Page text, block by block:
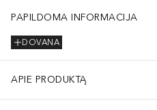
PAPILDOMA INFORMACIJA
DOVANA
APIE PRODUKTĄ